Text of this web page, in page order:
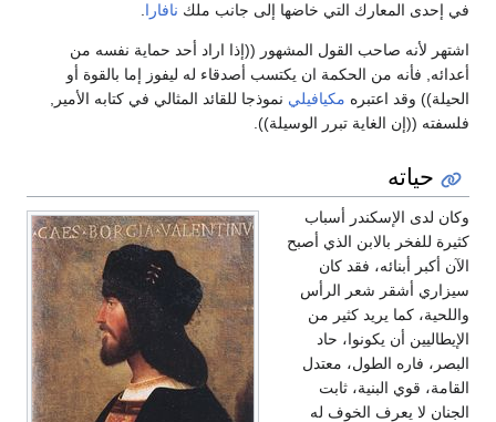
في إحدى المعارك التي خاضها إلى جانب ملك نافارا.
اشتهر لأنه صاحب القول المشهور ((إذا اراد أحد حماية نفسه من
أعدائه, فأنه من الحكمة ان يكتسب أصدقاء له ليفوز إما بالقوة أو
الحيلة)) وقد اعتبره مكيافيلي نموذجا للقائد المثالي في كتابه الأمير,
فلسفته ((إن الغاية تبرر الوسيلة)).
حياته
وكان لدى الإسكندر أسباب
كثيرة للفخر بالابن الذي أصبح
الآن أكبر أبنائه، فقد كان
سيزاري أشقر شعر الرأس
واللحية، كما يريد كثير من
الإيطاليين أن يكونوا، حاد
البصر، فاره الطول، معتدل
القامة، قوي البنية، ثابت
الجنان لا يعرف الخوف له